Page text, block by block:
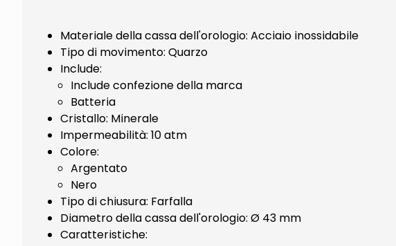
Materiale della cassa dell'orologio: Acciaio inossidabile
Tipo di movimento: Quarzo
Include:
Include confezione della marca
Batteria
Cristallo: Minerale
Impermeabilità: 10 atm
Colore:
Argentato
Nero
Tipo di chiusura: Farfalla
Diametro della cassa dell'orologio: Ø 43 mm
Caratteristiche: